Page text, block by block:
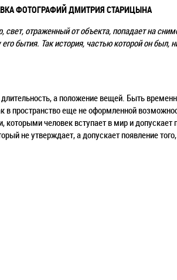
ФОТОГРАФИЙ ДМИТРИЯ СТАРИЦЫНА
свет, отраженный от объекта, попадает на
бытия. Так история, частью которой он был,
а положение вещей. Быть
в пространство еще не оформленной
человек вступает в мир и допускает
не утверждает, а допускает появление